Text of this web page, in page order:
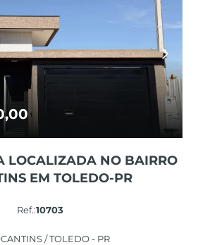
LOCALIZADA NO BAIRRO
EM TOLEDO-PR
Ref.:10703
/ TOLEDO - PR